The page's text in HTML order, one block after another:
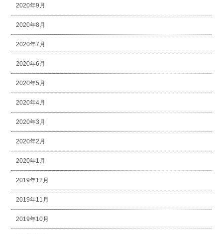
2020年9月
2020年8月
2020年7月
2020年6月
2020年5月
2020年4月
2020年3月
2020年2月
2020年1月
2019年12月
2019年11月
2019年10月